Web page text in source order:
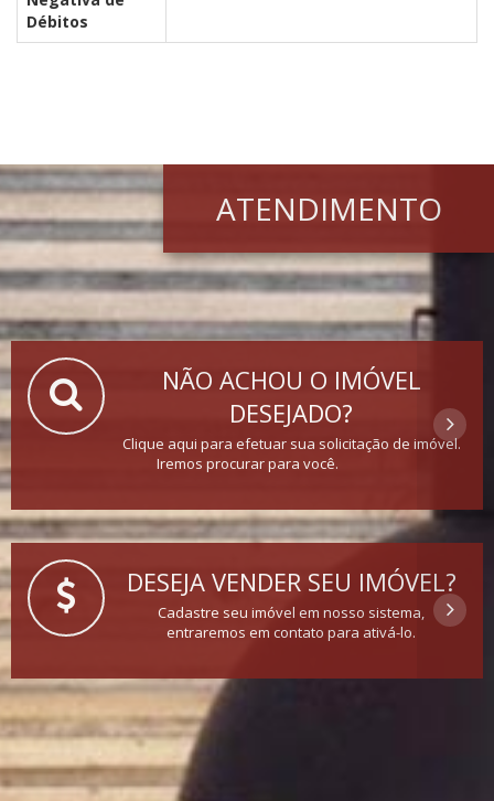
Débitos
ATENDIMENTO
NÃO ACHOU O IMÓVEL
DESEJADO?
Clique aqui para efetuar sua solicitação de imóvel.
Iremos procurar para você.
DESEJA VENDER SEU IMÓVEL?
Cadastre seu imóvel em nosso sistema,
entraremos em contato para ativá-lo.